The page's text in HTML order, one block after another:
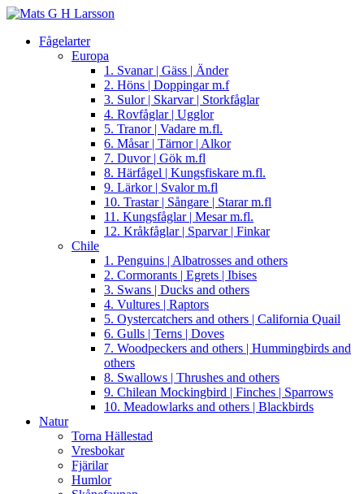
Fågelarter
Europa
1. Svanar | Gäss | Änder
2. Höns | Doppingar m.f
3. Sulor | Skarvar | Storkfåglar
4. Rovfåglar | Ugglor
5. Tranor | Vadare m.fl.
6. Måsar | Tärnor | Alkor
7. Duvor | Gök m.fl
8. Härfågel | Kungsfiskare m.fl.
9. Lärkor | Svalor m.fl
10. Trastar | Sångare | Starar m.fl
11. Kungsfåglar | Mesar m.fl.
12. Kråkfåglar | Sparvar | Finkar
Chile
1. Penguins | Albatrosses and others
2. Cormorants | Egrets | Ibises
3. Swans | Ducks and others
4. Vultures | Raptors
5. Oystercatchers and others | California Quail
6. Gulls | Terns | Doves
7. Woodpeckers and others | Hummingbirds and
others
8. Swallows | Thrushes and others
9. Chilean Mockingbird | Finches | Sparrows
10. Meadowlarks and others | Blackbirds
Natur
Torna Hällestad
Vresbokar
Fjärilar
Humlor